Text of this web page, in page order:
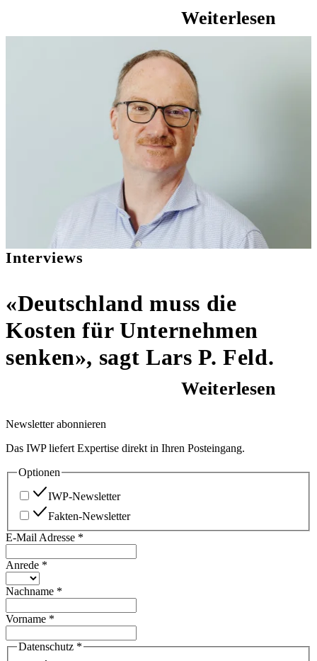
Weiterlesen
Interviews
«Deutschland muss die
Kosten für Unternehmen
senken», sagt Lars P. Feld.
Weiterlesen
Newsletter abonnieren
Das IWP liefert Expertise direkt in Ihren Posteingang.
Optionen
IWP-Newsletter
Fakten-Newsletter
E-Mail Adresse *
Anrede *
Nachname *
Vorname *
Datenschutz *